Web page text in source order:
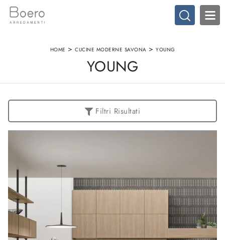
HOME > CUCINE MODERNE SAVONA > YOUNG
YOUNG
Filtri Risultati